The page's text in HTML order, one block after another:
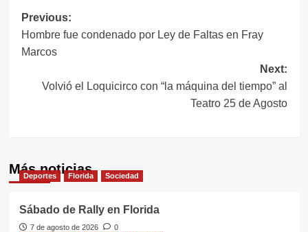
Navegación
de
Previous:
Hombre fue condenado por Ley de Faltas en Fray
Marcos
Next:
Volvió el Loquicirco con “la máquina del tiempo” al
Teatro 25 de Agosto
Más noticias
Deportes Florida Sociedad
Sábado de Rally en Florida
7 de agosto de 2026
0